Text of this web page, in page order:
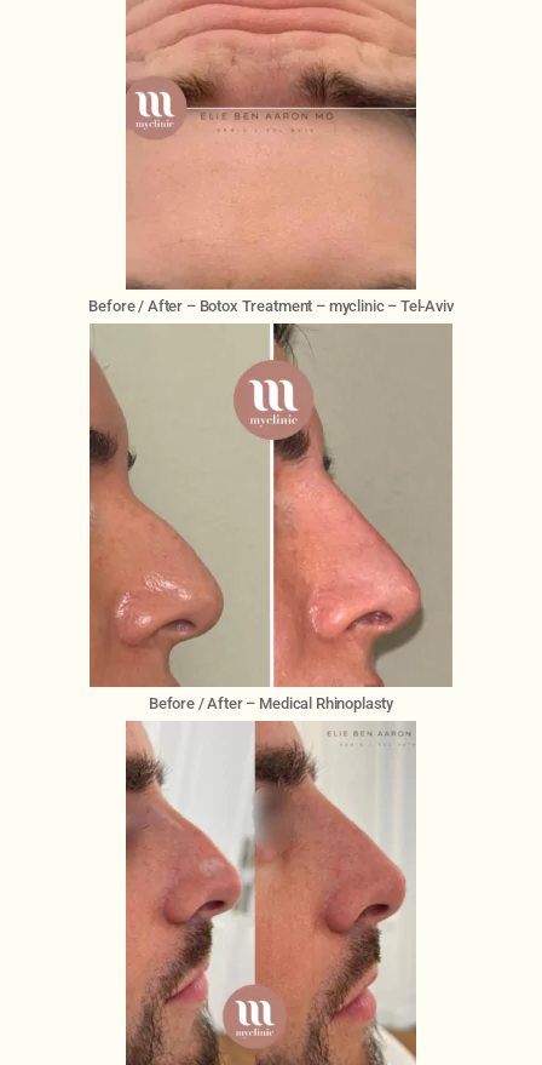
Before / After – Botox Treatment – myclinic – Tel-Aviv
Before / After – Medical Rhinoplasty